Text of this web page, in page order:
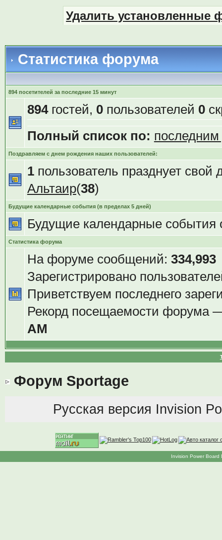
Удалить установленные
Статистика форума
894 посетителей за последние 15 минут
894гостей, 0пользователей 0
Полный список по:
Поздравляем с днем рождения наших пользователей:
1пользователь празднует свой
Альтаир(38)
Будущие календарные события (в пределах 5 дней)
Будущие календарные события
Статистика форума
На форуме сообщений: 334,993
Зарегистрировано
Приветствуем последнего
Рекорд посещаемости форума
AM
Форум Sportage
Русская версия Invision
Invision Power